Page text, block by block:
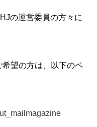
の運営委員の方々に
望の方は、以下のペ